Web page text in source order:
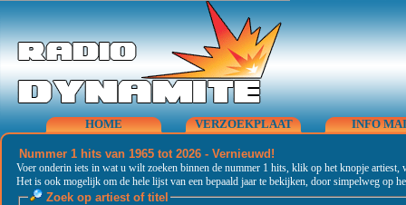
HOME VERZOEKPLAAT INFO
Nummer 1 hits van 1965 tot 2026 - Vernieuwd!
Voer onderin iets in wat u wilt zoeken binnen de nummer 1 hits, klik op het knopje
Het is ook mogelijk om de hele lijst van een bepaald jaar te bekijken, door simpelweg op
Zoek op artiest of titel